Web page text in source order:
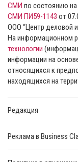
СМИ по состоянию на
СМИ ПИ59-1143 от
ООО “Центр деловой
На информационном
технологии
информации на
относящихся к
находящихся на
Редакция
Реклама в Business